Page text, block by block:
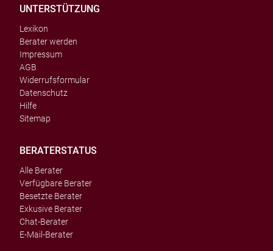
UNTERSTÜTZUNG
Lexikon
Berater werden
Impressum
AGB
Widerrufsformular
Datenschutz
Hilfe
Sitemap
BERATERSTATUS
Alle Berater
Verfügbare Berater
Besetzte Berater
Exkusive Berater
Chat-Berater
E-Mail-Berater